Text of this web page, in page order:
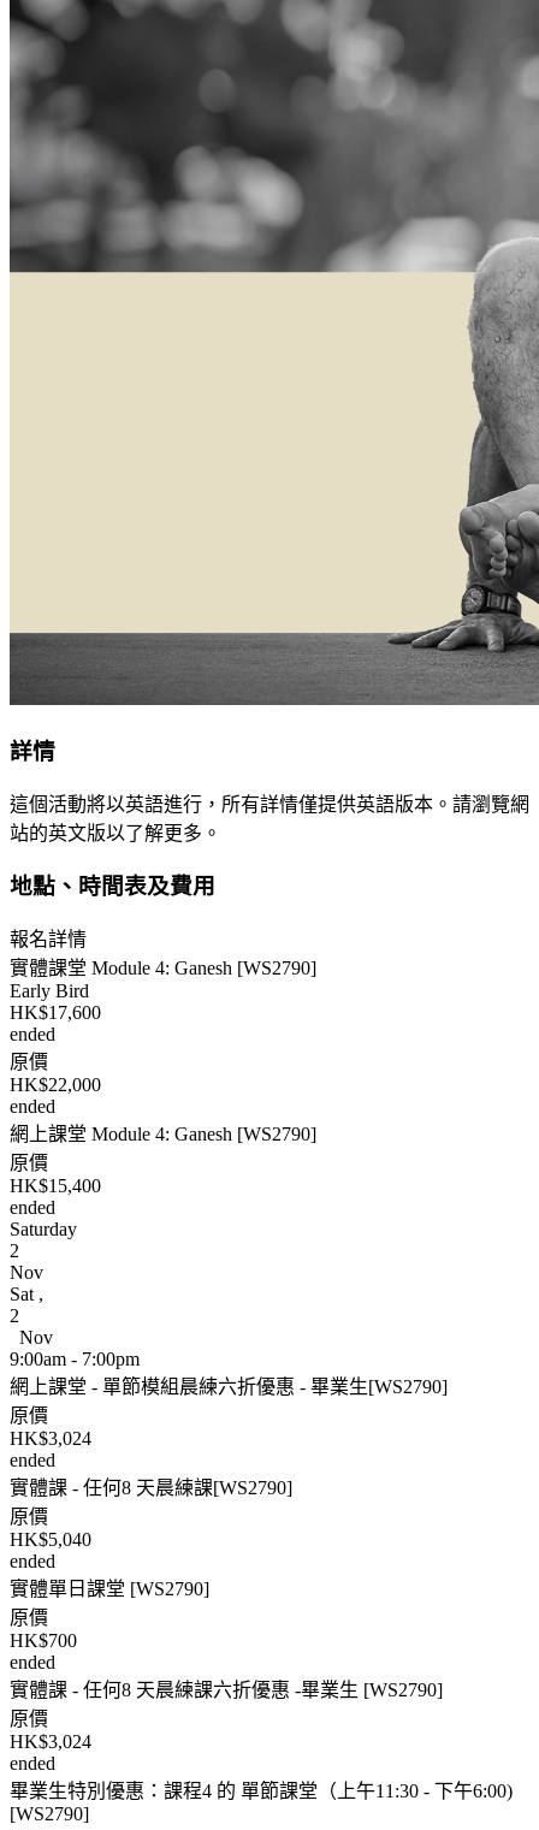
詳情
這個活動將以英語進行，所有詳情僅提供英語版本。請瀏覽網
站的英文版以了解更多。
地點、時間表及費用
報名詳情
實體課堂 Module 4: Ganesh [WS2790]
Early Bird
HK$17,600
ended
原價
HK$22,000
ended
網上課堂 Module 4: Ganesh [WS2790]
原價
HK$15,400
ended
Saturday
2
Nov
Sat ,
2
Nov
9:00am - 7:00pm
網上課堂 - 單節模組晨練六折優惠 - 畢業生[WS2790]
原價
HK$3,024
ended
實體課 - 任何8 天晨練課[WS2790]
原價
HK$5,040
ended
實體單日課堂 [WS2790]
原價
HK$700
ended
實體課 - 任何8 天晨練課六折優惠 -畢業生 [WS2790]
原價
HK$3,024
ended
畢業生特別優惠：課程4 的 單節課堂（上午11:30 - 下午6:00)
[WS2790]